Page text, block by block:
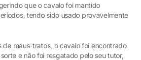
que o cavalo foi mantido
tendo sido usado provavelmente
de maus-tratos, o cavalo foi encontrado
e não foi resgatado pelo seu tutor,